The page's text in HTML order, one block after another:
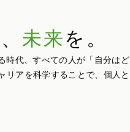
未来を。
時代、すべての人が「自分は
リアを科学することで、個人